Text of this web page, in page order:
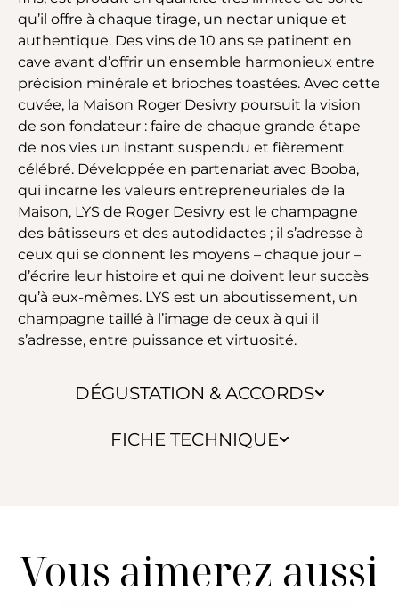
DÉGUSTATION & ACCORDS
FICHE TECHNIQUE
qu’il offre à chaque tirage, un nectar unique et
authentique. Des vins de 10 ans se patinent en
cave avant d’offrir un ensemble harmonieux entre
précision minérale et brioches toastées. Avec cette
cuvée, la Maison Roger Desivry poursuit la vision
de son fondateur : faire de chaque grande étape
de nos vies un instant suspendu et fièrement
célébré. Développée en partenariat avec Booba,
qui incarne les valeurs entrepreneuriales de la
Maison, LYS de Roger Desivry est le champagne
des bâtisseurs et des autodidactes ; il s’adresse à
ceux qui se donnent les moyens – chaque jour –
d’écrire leur histoire et qui ne doivent leur succès
qu’à eux-mêmes. LYS est un aboutissement, un
champagne taillé à l’image de ceux à qui il
s’adresse, entre puissance et virtuosité.
Vous aimerez aussi